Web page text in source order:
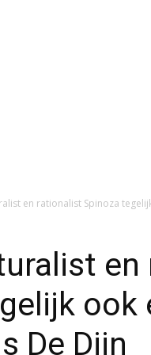
en rationalist Spinoza
ook
De Dijn